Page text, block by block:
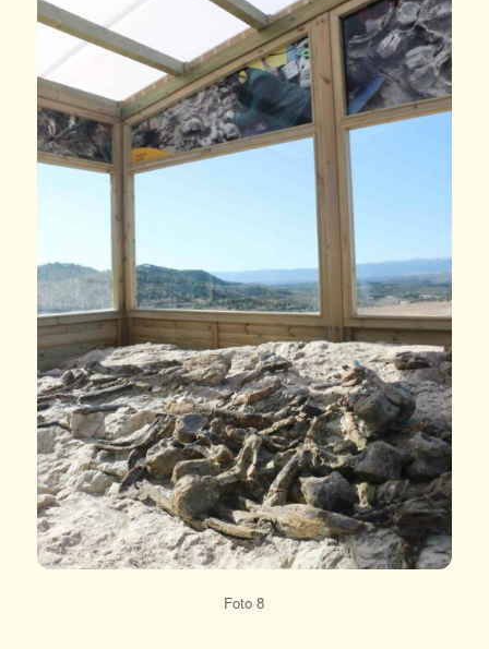
Foto 8